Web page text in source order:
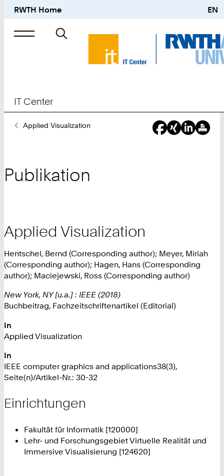
RWTH Home EN
Suche
nach
IT Center
SieApplied Visualization
Publikation
Applied Visualization
Hentschel, Bernd (Corresponding author); Meyer, Miriah
(Corresponding author); Hagen, Hans (Corresponding
author); Maciejewski, Ross (Corresponding author)
New York, NY [u.a.] : IEEE (2018)
Buchbeitrag, Fachzeitschriftenartikel (Editorial)
In
Applied Visualization
In
IEEE computer graphics and applications38(3),
Seite(n)/Artikel-Nr.: 30-32
Einrichtungen
Fakultät für Informatik [120000]
Lehr- und Forschungsgebiet Virtuelle Realität und
Immersive Visualisierung [124620]